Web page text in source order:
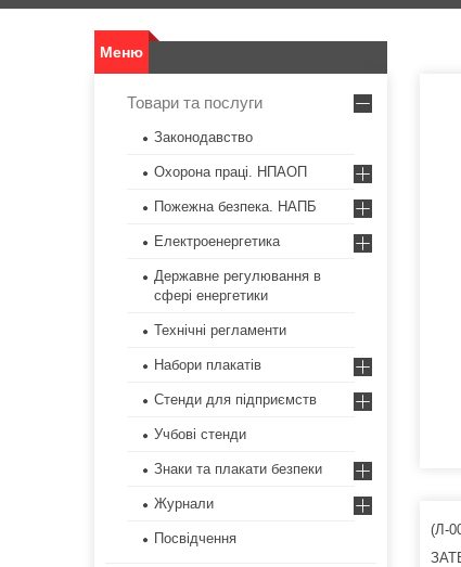
(Л-
Товари та послуги
Законодавство
Охорона праці. НПАОП
Пожежна безпека. НАПБ
Електроенергетика
Державне регулювання в
сфері енергетики
Технічні регламенти
Набори плакатів
Стенди для підприємств
Учбові стенди
Знаки та плакати безпеки
Журнали
Посвідчення